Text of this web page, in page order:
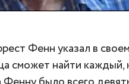
Фенн указал в
сможет найти каждый,